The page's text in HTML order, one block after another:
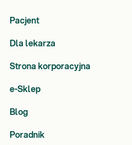
Pacjent
Dla lekarza
Strona korporacyjna
e-Sklep
Blog
Poradnik